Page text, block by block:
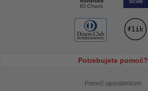
Potrebujete pomoč?
Pomoč uporabnikom